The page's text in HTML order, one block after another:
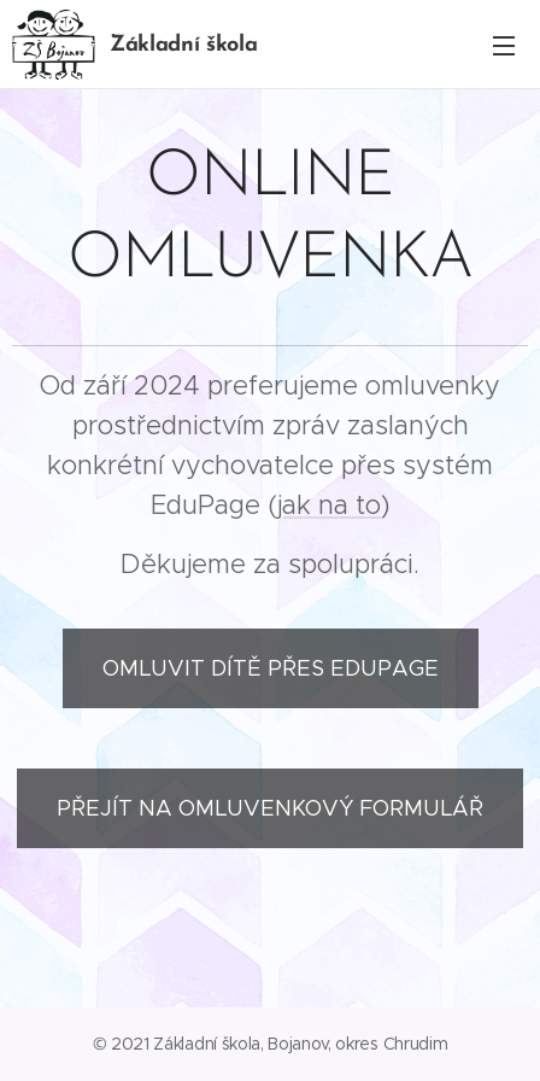
Základní škola
ONLINE
OMLUVENKA
Od září 2024 preferujeme omluvenky
prostřednictvím zpráv zaslaných
konkrétní vychovatelce přes systém
EduPage (jak na to)
Děkujeme za spolupráci.
OMLUVIT DÍTĚ PŘES EDUPAGE
PŘEJÍT NA OMLUVENKOVÝ FORMULÁŘ
© 2021 Základní škola, Bojanov, okres Chrudim